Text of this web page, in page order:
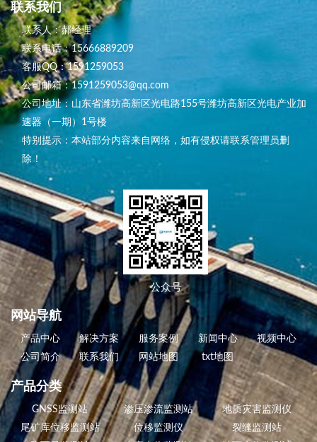
联系我们
联系人：郝经理
联系电话：15666889209
客服QQ：1591259053
公司邮箱：1591259053@qq.com
公司地址：山东省潍坊高新区光电路155号潍坊高新区光电产业加
速器（一期）1号楼
特别提示：本站部分内容来自网络，如有侵权请联系管理员删
除！
公众号
网站导航
产品中心 解决方案 服务案例 新闻中心
视频中心
公司简介
联系我们 网站地图 txt地图
产品分类
GNSS监测站 渗压渗流监测站
地质灾害监测仪
尾矿库位移监测站
位移监测仪
裂缝监测站